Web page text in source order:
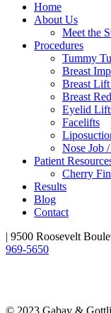
Home
About Us
Meet the
Procedures
Tummy
Breast
Breast
Breast
Eyelid
Facelifts
Nose Job
Patient
Cherry
Results
Blog
Contact
| 9500 Roosevelt
969-5650